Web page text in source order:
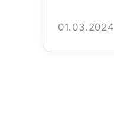
01.03.2024